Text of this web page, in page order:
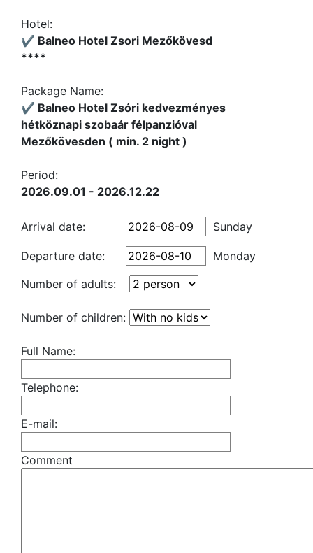
Hotel:
✔️ Balneo Hotel Zsori Mezőkövesd
****
Package Name:
✔️ Balneo Hotel Zsóri kedvezményes
hétköznapi szobaár félpanzióval
Mezőkövesden ( min. 2 night )
Period:
2026.09.01 - 2026.12.22
Arrival date: Sunday
Departure date:
Monday
Number of adults:
Number of children:
Full Name:
Telephone:
E-mail:
Comment